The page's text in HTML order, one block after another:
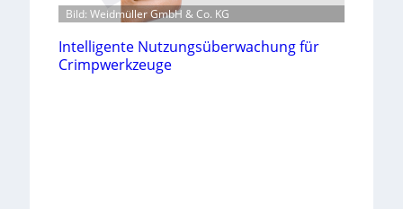
Bild: Weidmüller GmbH & Co. KG
Intelligente Nutzungsüberwachung für
Crimpwerkzeuge